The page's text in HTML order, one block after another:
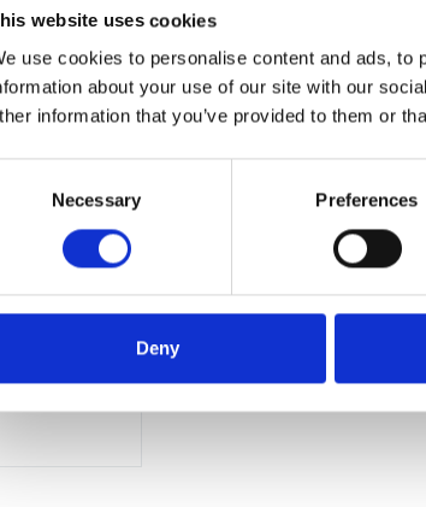
website uses cookies
use cookies to personalise content and ads,
about your use of our site with our
information that you’ve provided to them or
Necessary Preferences
Deny